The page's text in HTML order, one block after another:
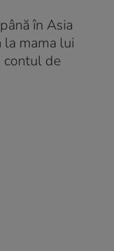
în Asia
la mama lui
contul de